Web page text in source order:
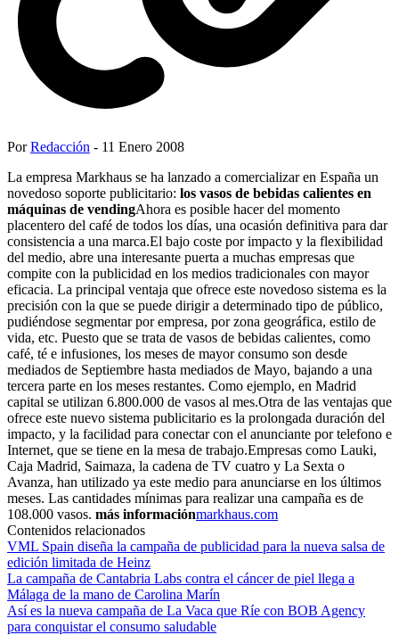
PorRedacción - 11 Enero 2008
La empresa Markhaus se ha lanzado a comercializar en España un
novedoso soporte publicitario: los vasos de bebidas calientes en
máquinas de vendingAhora es posible hacer del momento
placentero del café de todos los días, una ocasión definitiva para dar
consistencia a una marca.El bajo coste por impacto y la flexibilidad
del medio, abre una interesante puerta a muchas empresas que
compite con la publicidad en los medios tradicionales con mayor
eficacia. La principal ventaja que ofrece este novedoso sistema es la
precisión con la que se puede dirigir a determinado tipo de público,
pudiéndose segmentar por empresa, por zona geográfica, estilo de
vida, etc. Puesto que se trata de vasos de bebidas calientes, como
café, té e infusiones, los meses de mayor consumo son desde
mediados de Septiembre hasta mediados de Mayo, bajando a una
tercera parte en los meses restantes. Como ejemplo, en Madrid
capital se utilizan 6.800.000 de vasos al mes.Otra de las ventajas que
ofrece este nuevo sistema publicitario es la prolongada duración del
impacto, y la facilidad para conectar con el anunciante por telefono e
Internet, que se tiene en la mesa de trabajo.Empresas como Lauki,
Caja Madrid, Saimaza, la cadena de TV cuatro y La Sexta o
Avanza, han utilizado ya este medio para anunciarse en los últimos
meses. Las cantidades mínimas para realizar una campaña es de
108.000 vasos. más informaciónmarkhaus.com
Contenidos relacionados
VML Spain diseña la campaña de publicidad para la nueva salsa de
edición limitada de Heinz
La campaña de Cantabria Labs contra el cáncer de piel llega a
Málaga de la mano de Carolina Marín
Así es la nueva campaña de La Vaca que Ríe con BOB Agency
para conquistar el consumo saludable